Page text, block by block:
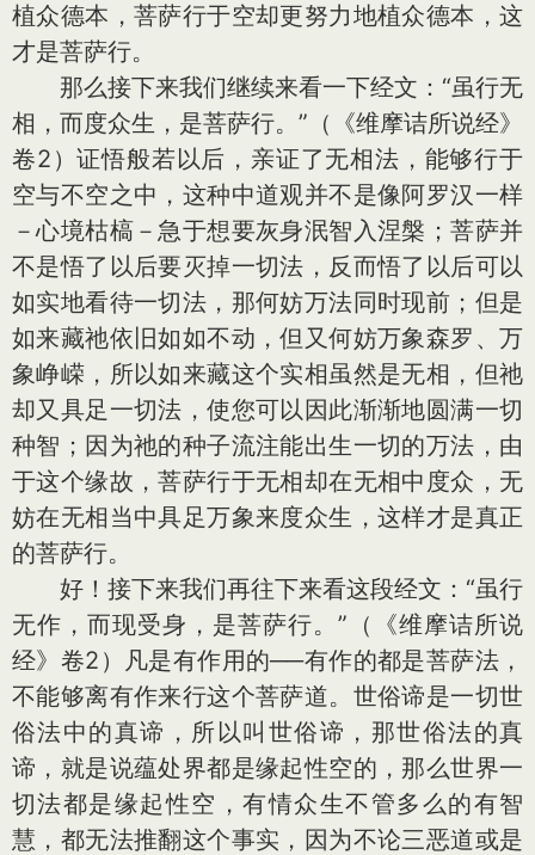
植众德本，菩萨行于空却更努力地植众德本，这
才是菩萨行。
那么接下来我们继续来看一下经文：“虽行无
相，而度众生，是菩萨行。”（《维摩诘所说经》
卷2）证悟般若以后，亲证了无相法，能够行于
空与不空之中，这种中道观并不是像阿罗汉一样
－心境枯槁－急于想要灰身泯智入涅槃；菩萨并
不是悟了以后要灭掉一切法，反而悟了以后可以
如实地看待一切法，那何妨万法同时现前；但是
如来藏祂依旧如如不动，但又何妨万象森罗、万
象峥嵘，所以如来藏这个实相虽然是无相，但祂
却又具足一切法，使您可以因此渐渐地圆满一切
种智；因为祂的种子流注能出生一切的万法，由
于这个缘故，菩萨行于无相却在无相中度众，无
妨在无相当中具足万象来度众生，这样才是真正
的菩萨行。
好！接下来我们再往下来看这段经文：“虽行
无作，而现受身，是菩萨行。”（《维摩诘所说
经》卷2）凡是有作用的──有作的都是菩萨法，
不能够离有作来行这个菩萨道。世俗谛是一切世
俗法中的真谛，所以叫世俗谛，那世俗法的真
谛，就是说蕴处界都是缘起性空的，那么世界一
切法都是缘起性空，有情众生不管多么的有智
慧，都无法推翻这个事实，因为不论三恶道或是